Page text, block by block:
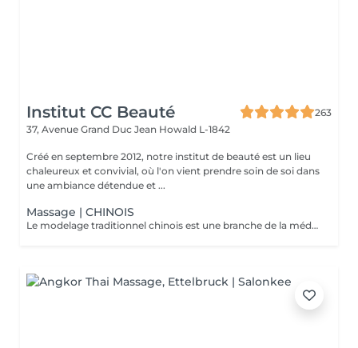
Institut CC Beauté
263
37, Avenue Grand Duc Jean Howald L-1842
Créé en septembre 2012, notre institut de beauté est un lieu
chaleureux et convivial, où l'on vient prendre soin de soi dans
une ambiance détendue et ...
Massage | CHINOIS
Le modelage traditionnel chinois est une branche de la médecine traditionnelle chinoise, inspiré de l'acupuncture. Il est pratiqué en stimulant notamment les points d'acupuncture sur la totalité du corps, il vous procurera une sensation de bien-être en équilibrant les énergies et améliora les douleurs dorsales ainsi que l'évacuation du stress.